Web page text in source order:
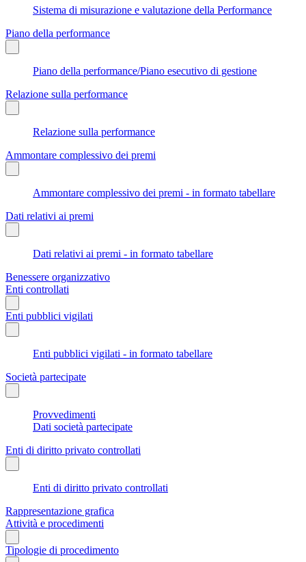
Sistema di misurazione e valutazione della Performance
Piano della performance
Piano della performance/Piano esecutivo di gestione
Relazione sulla performance
Relazione sulla performance
Ammontare complessivo dei premi
Ammontare complessivo dei premi - in formato tabellare
Dati relativi ai premi
Dati relativi ai premi - in formato tabellare
Benessere organizzativo
Enti controllati
Enti pubblici vigilati
Enti pubblici vigilati - in formato tabellare
Società partecipate
Provvedimenti
Dati società partecipate
Enti di diritto privato controllati
Enti di diritto privato controllati
Rappresentazione grafica
Attività e procedimenti
Tipologie di procedimento